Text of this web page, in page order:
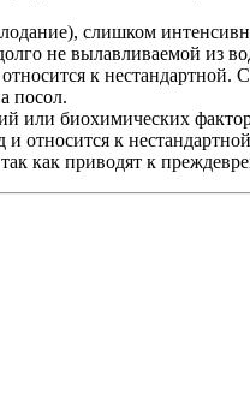
слишком
не вылавливаемой из
относится к
посол.
или биохимических
относится к
как приводят к